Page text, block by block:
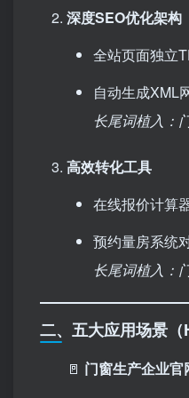
深度SEO优化架构
全站页面独立
自动生成XML
长尾词植入：
高效转化工具
在线报价计算
预约量房系统
长尾词植入：
二、五大应用场景（
🚪 ​ 门窗生产企业官